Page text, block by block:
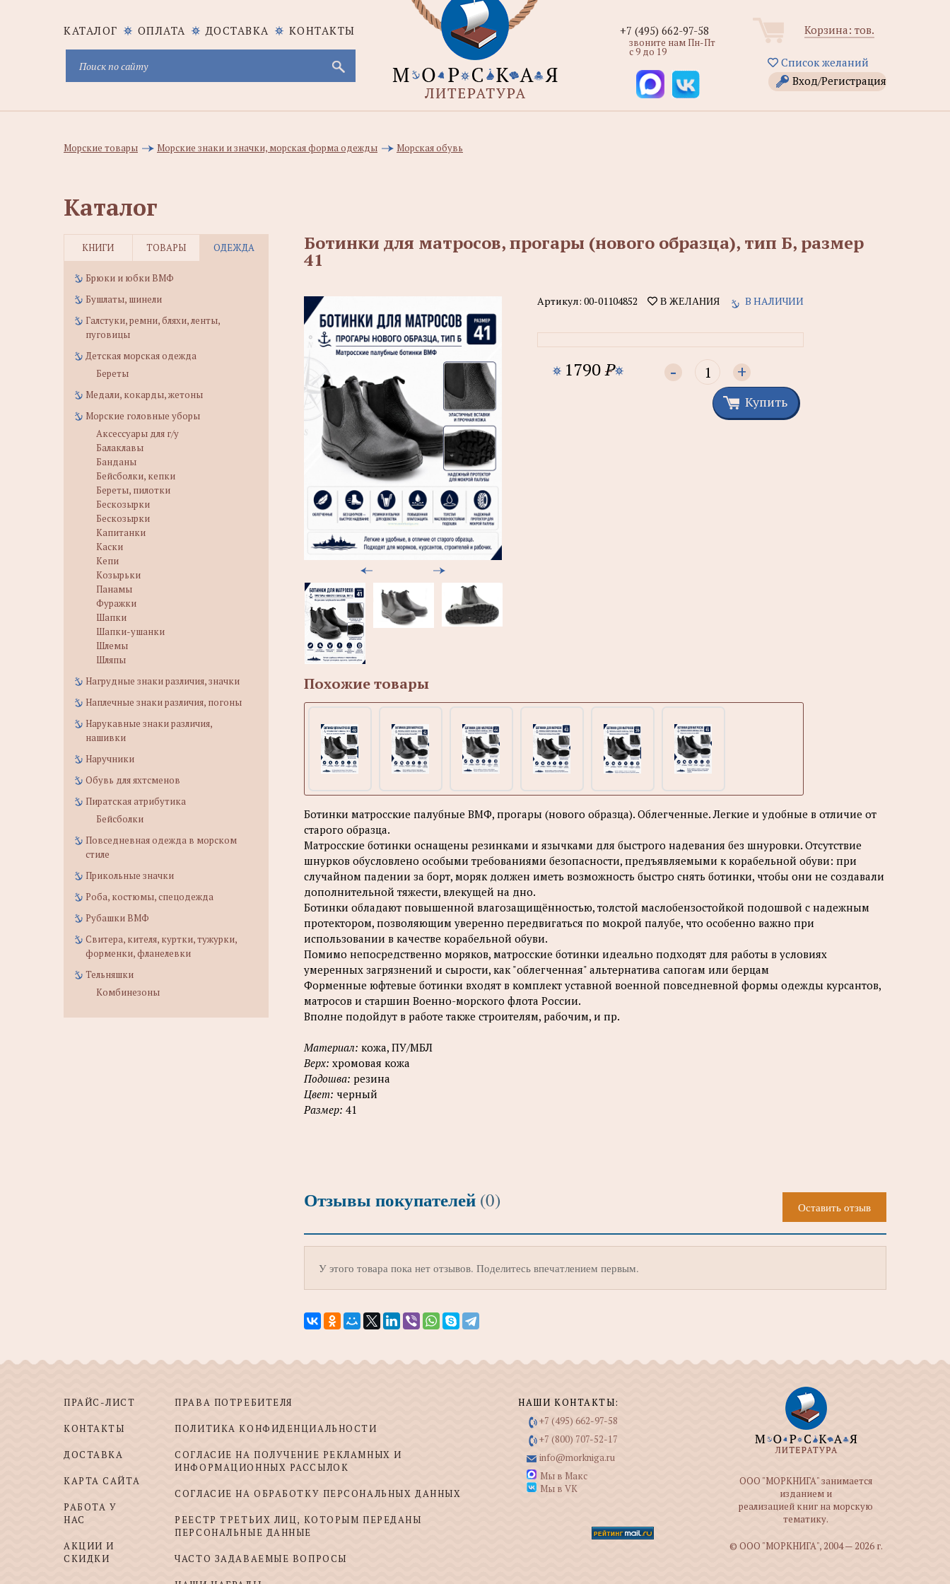
КАТАЛОГ ОПЛАТА ДОСТАВКА КОНТАКТЫ Корзина: тов.
Список желаний
Вход/Регистрация
+7 (495) 662-97-58
звоните нам Пн-Пт
с 9 до 19
Морские товары Морские знаки и значки, морская форма одежды Морская обувь
Каталог
КНИГИ ТОВАРЫ ОДЕЖДА
Брюки и юбки ВМФ
Бушлаты, шинели
Галстуки, ремни, бляхи, ленты,
пуговицы
Детская морская одежда
Береты
Медали, кокарды, жетоны
Морские головные уборы
Аксессуары для г/у
Балаклавы
Банданы
Бейсболки, кепки
Береты, пилотки
Бескозырки
Бескозырки
Капитанки
Каски
Кепи
Козырьки
Панамы
Фуражки
Шапки
Шапки-ушанки
Шлемы
Шляпы
Нагрудные знаки различия, значки
Наплечные знаки различия, погоны
Нарукавные знаки различия,
нашивки
Наручники
Обувь для яхтсменов
Пиратская атрибутика
Бейсболки
Повседневная одежда в морском
стиле
Прикольные значки
Роба, костюмы, спецодежда
Рубашки ВМФ
Свитера, кителя, куртки, тужурки,
форменки, фланелевки
Тельняшки
Комбинезоны
Ботинки для матросов, прогары (нового образца), тип Б, размер
41
Артикул: 00-01104852 В ЖЕЛАНИЯ В НАЛИЧИИ
1790P - +
Купить
Похожие товары
Ботинки матросские палубные BMФ, пpoгaры (новогo обpaзцa). Облeгчeнные. Лeгкиe и удобные в отличие от
старого образца.
Матросские ботинки оснащены резинками и язычками для быстрого надевания без шнуровки. Отсутствие
шнурков обусловлено особыми требованиями безопасности, предъявляемыми к корабельной обуви: при
случайном падении за борт, моряк должен иметь возможность быстро снять ботинки, чтобы они не создавали
дополнительной тяжести, влекущей на дно.
Ботинки обладают повышенной влагозащищённостью, толстой маслобензостойкой подошвой с надежным
протектором, позволяющим уверенно передвигаться по мокрой палубе, что особенно важно при
использовании в качестве корабельной обуви.
Помимо непосредственно моряков, матросские ботинки идеально подходят для работы в условиях
умеренных загрязнений и сырости, как "облегченная" альтернатива сапогам или берцам
Форменные юфтевые ботинки входят в комплект уставной военной повседневной формы одежды курсантов,
матросов и старшин Военно-морского флота России.
Вполне подойдут в работе также строителям, рабочим, и пр.
Материал: кожа, ПУ/МБЛ
Верх: хромовая кожа
Подошва: резина
Цвет: черный
Размер: 41
Отзывы покупателей (0) Оставить отзыв
У этого товара пока нет отзывов. Поделитесь впечатлением первым.
ПРАЙС-ЛИСТ
КОНТАКТЫ
ДОСТАВКА
КАРТА САЙТА
РАБОТА У
НАС
АКЦИИ И
СКИДКИ
ПРАВА ПОТРЕБИТЕЛЯ
ПОЛИТИКА КОНФИДЕНЦИАЛЬНОСТИ
СОГЛАСИЕ НА ПОЛУЧЕНИЕ РЕКЛАМНЫХ И
ИНФОРМАЦИОННЫХ РАССЫЛОК
СОГЛАСИЕ НА ОБРАБОТКУ ПЕРСОНАЛЬНЫХ ДАННЫХ
РЕЕСТР ТРЕТЬИХ ЛИЦ, КОТОРЫМ ПЕРЕДАНЫ
ПЕРСОНАЛЬНЫЕ ДАННЫЕ
ЧАСТО ЗАДАВАЕМЫЕ ВОПРОСЫ
НАШИ КОНТАКТЫ:
+7 (495) 662-97-58
+7 (800) 707-52-17
info@morkniga.ru
Мы в Макс
Мы в VK
ООО "МОРКНИГА" занимается
изданием и
реализацией книг на морскую
тематику.
© ООО "МОРКНИГА", 2004 — 2026 г.